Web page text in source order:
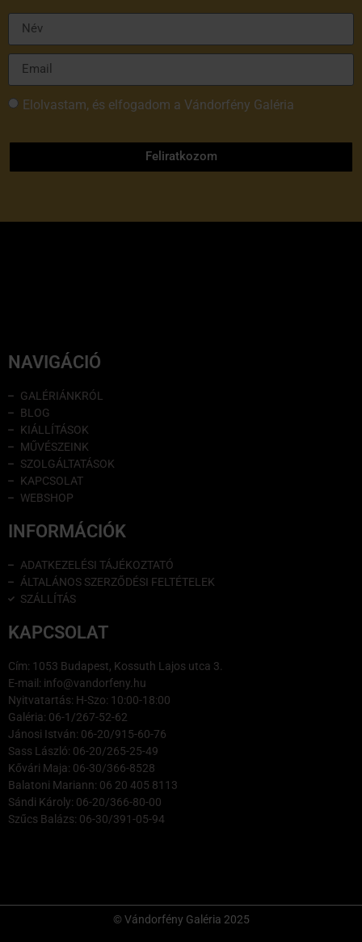
Elolvastam, és elfogadom a Vándorfény Galéria
Feliratkozom
NAVIGÁCIÓ
GALÉRIÁNKRÓL
BLOG
KIÁLLÍTÁSOK
MŰVÉSZEINK
SZOLGÁLTATÁSOK
KAPCSOLAT
WEBSHOP
INFORMÁCIÓK
ADATKEZELÉSI TÁJÉKOZTATÓ
ÁLTALÁNOS SZERZŐDÉSI FELTÉTELEK
SZÁLLÍTÁS
KAPCSOLAT
Cím: 1053 Budapest, Kossuth Lajos utca 3.
E-mail: info@vandorfeny.hu
Nyitvatartás: H-Szo: 10:00-18:00
Galéria: 06-1/267-52-62
Jánosi István: 06-20/915-60-76
Sass László: 06-20/265-25-49
Kővári Maja: 06-30/366-8528
Balatoni Mariann: 06 20 405 8113
Sándi Károly: 06-20/366-80-00
Szűcs Balázs: 06-30/391-05-94
© Vándorfény Galéria 2025